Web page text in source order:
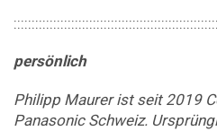
persönlich
Philipp Maurer ist seit 2019
Panasonic Schweiz.